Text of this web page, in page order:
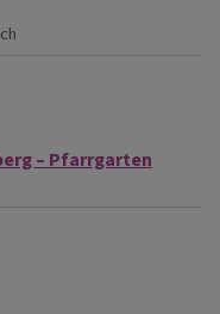
– Pfarrgarten